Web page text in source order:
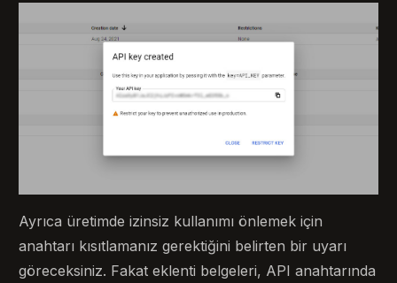
Ayrıca üretimde izinsiz kullanımı önlemek için
anahtarı kısıtlamanız gerektiğini belirten bir uyarı
göreceksiniz. Fakat eklenti belgeleri, API anahtarında